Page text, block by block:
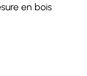
en bois